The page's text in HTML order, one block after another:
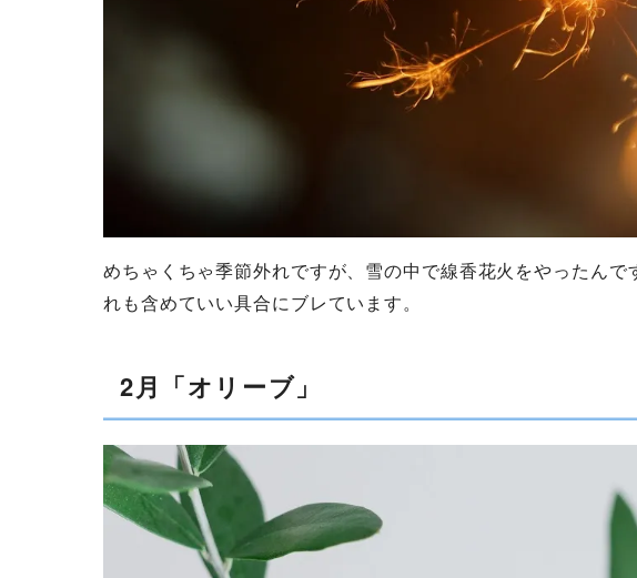
めちゃくちゃ季節外れですが、雪の中で線香花火をやったん
れも含めていい具合にブレています。
2月「オリーブ」